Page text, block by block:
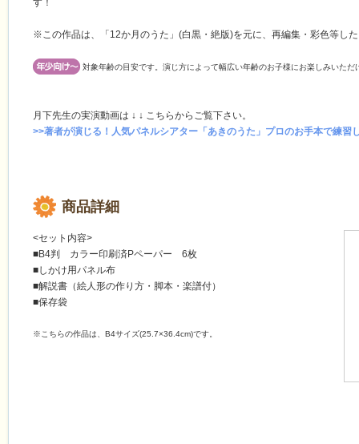
す！
※この作品は、「12か月のうた」(白黒・絶版)を元に、再編集・彩色等し
対象年齢の目安です。演じ方によって幅広い年齢のお子様にお楽しみいただ
月下先生の実演動画は ↓ ↓ こちらからご覧下さい。
>>著者が演じる！人気パネルシアター「あきのうた」プロのお手本で練習
商品詳細
<セット内容>
■B4判 カラー印刷済Pペーパー 6枚
■しかけ用パネル布
■解説書（絵人形の作り方・脚本・楽譜付）
■保存袋
※こちらの作品は、B4サイズ(25.7×36.4cm)です。